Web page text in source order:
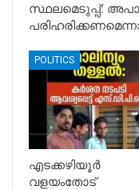
സ്ഥലമെടുപ്പ്:
POLITICS
എടക്കഴിയൂർ
വളയംതോട്